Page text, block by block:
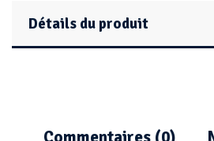
Détails du produit